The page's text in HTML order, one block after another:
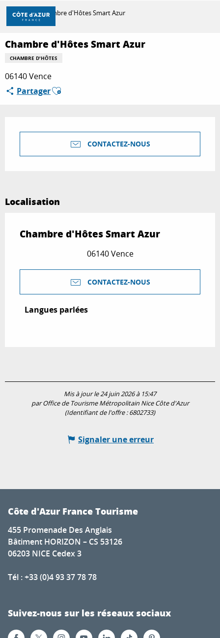
Aller
contenu
principal
DÉCOUVRIR
À FAIRE
SÉJOURNER
Accueil Chambre d'Hôtes Smart Azur
Chambre d'Hôtes Smart Azur
CHAMBRE D'HÔTES
06140 Vence
PartagerAjouter aux favoris
CONTACTEZ-NOUS
Localisation
Chambre d'Hôtes Smart Azur
06140 Vence
CONTACTEZ-NOUS
Langues parlées
Langues parlées
Mis à jour le 24 juin 2026 à 15:47
par Office de Tourisme Métropolitain Nice Côte d'Azur
(Identifiant de l'offre :6802733)
Signaler une erreur
Côte d'Azur France Tourisme
455 Promenade Des Anglais
Bâtiment HORIZON – CS 53126
06203 NICE Cedex 3
Tél : +33 (0)4 93 37 78 78
Suivez-nous sur les réseaux sociaux